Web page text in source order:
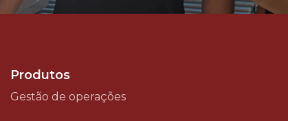
Produtos
Gestão de operações